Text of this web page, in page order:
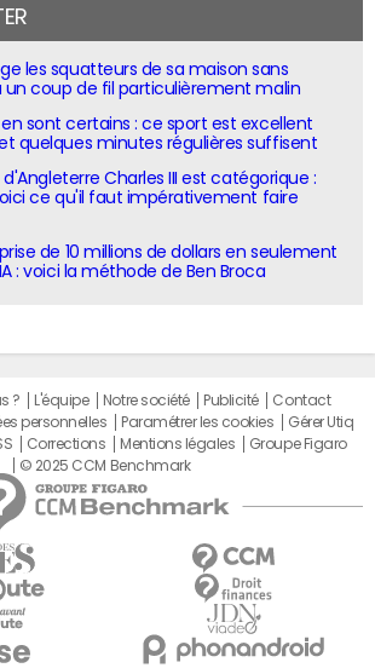
les squatteurs de sa maison sans
un coup de fil particulièrement malin
sont certains : ce sport est excellent
quelques minutes régulières suffisent
d'Angleterre Charles III est catégorique :
ce qu'il faut impérativement faire
de 10 millions de dollars en seulement
: voici la méthode de Ben Broca
? L'équipe Notre société Publicité
Contact
personnelles Paramétrer les cookies
Gérer Utiq
Corrections Mentions légales
Groupe Figaro
© 2025 CCM Benchmark